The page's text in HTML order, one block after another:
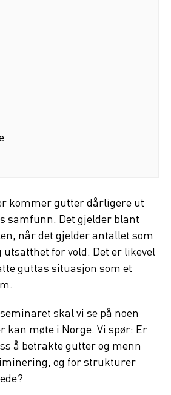
kommer gutter dårligere ut
samfunn. Det gjelder blant
når det gjelder antallet som
utsatthet for vold. Det er likevel
guttas situasjon som et
skal vi se på noen
møte i Norge. Vi spør: Er
å betrakte gutter og menn
og for strukturer